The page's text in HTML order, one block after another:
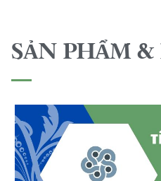
SẢN PHẨM